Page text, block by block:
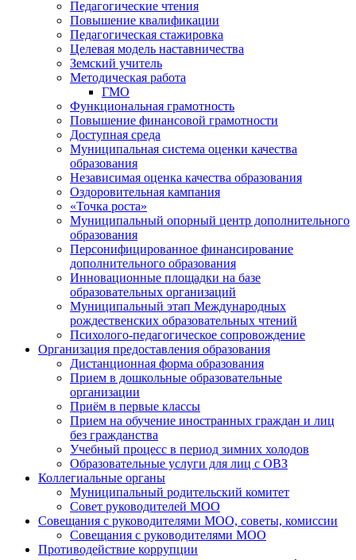
Педагогические чтения
Повышение квалификации
Педагогическая стажировка
Целевая модель наставничества
Земский учитель
Методическая работа
ГМО
Функциональная грамотность
Повышение финансовой грамотности
Доступная среда
Муниципальная система оценки качества
образования
Независимая оценка качества образования
Оздоровительная кампания
«Точка роста»
Муниципальный опорный центр дополнительного
образования
Персонифицированное финансирование
дополнительного образования
Инновационные площадки на базе
образовательных организаций
Муниципальный этап Международных
рождественских образовательных чтений
Психолого-педагогическое сопровождение
Организация предоставления образования
Дистанционная форма образования
Прием в дошкольные образовательные
организации
Приём в первые классы
Прием на обучение иностранных граждан и лиц
без гражданства
Учебный процесс в период зимних холодов
Образовательные услуги для лиц с ОВЗ
Коллегиальные органы
Муниципальный родительский комитет
Совет руководителей МОО
Совещания с руководителями МОО, советы, комиссии
Совещания с руководителями МОО
Противодействие коррупции